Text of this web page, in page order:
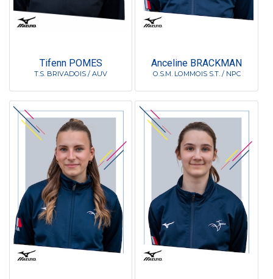
Tifenn POMES
T.S. BRIVADOIS / AUV
Anceline BRACKMAN
O.S.M. LOMMOIS S.T. / NPC